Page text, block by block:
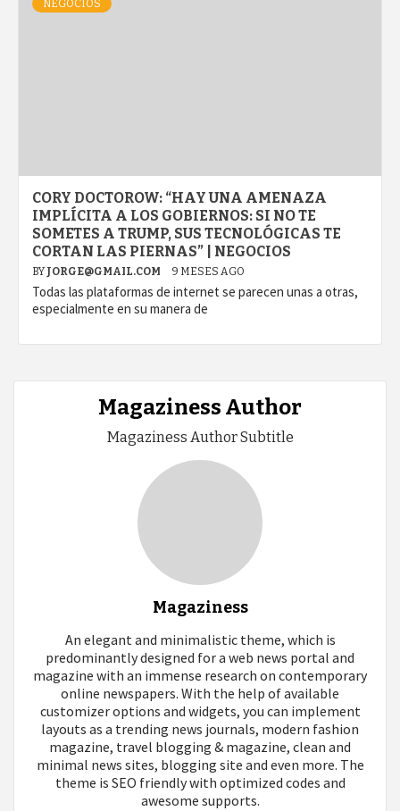
NEGOCIOS
CORY DOCTOROW: “HAY UNA AMENAZA
IMPLÍCITA A LOS GOBIERNOS: SI NO TE
SOMETES A TRUMP, SUS TECNOLÓGICAS TE
CORTAN LAS PIERNAS” | NEGOCIOS
BY JORGE@GMAIL.COM 9 MESES AGO
Todas las plataformas de internet se parecen unas a otras,
especialmente en su manera de
Magaziness Author
Magaziness Author Subtitle
Magaziness
An elegant and minimalistic theme, which is
predominantly designed for a web news portal and
magazine with an immense research on contemporary
online newspapers. With the help of available
customizer options and widgets, you can implement
layouts as a trending news journals, modern fashion
magazine, travel blogging & magazine, clean and
minimal news sites, blogging site and even more. The
theme is SEO friendly with optimized codes and
awesome supports.